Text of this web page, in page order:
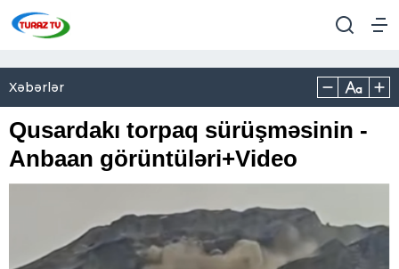
Xəbərlər
Qusardakı torpaq sürüşməsinin -
Anbaan görüntüləri+Video